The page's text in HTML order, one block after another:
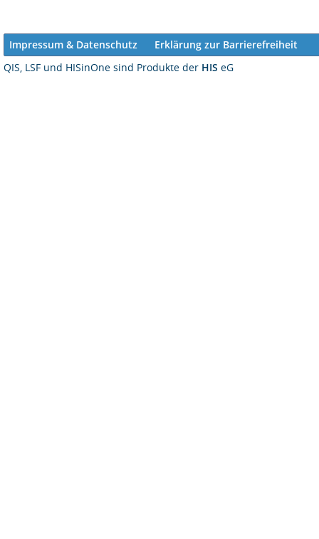
Impressum & Datenschutz
Erklärung zur Barrierefreiheit
QIS, LSF und HISinOne sind Produkte der HIS eG